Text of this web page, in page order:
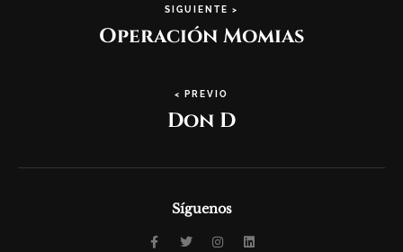
SIGUIENTE >
Operación Momias
< PREVIO
Don D
Síguenos